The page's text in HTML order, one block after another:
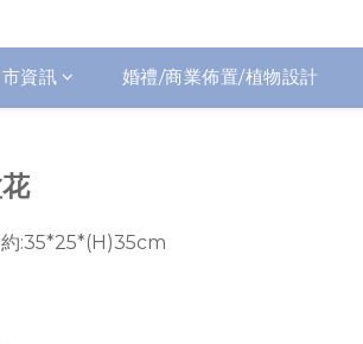
資訊 婚禮/商業佈置/植物設計
約:35*25*(H)35cm